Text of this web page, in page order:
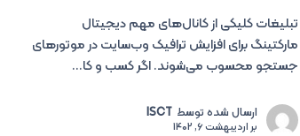
تبلیغات کلیکی از کانال‌های مهم دیجیتال
مارکتینگ برای افزایش ترافیک وب‌سایت در موتورهای
جستجو محسوب می‌شوند. اگر کسب و کا...
ارسال شده توسط ISCT
براردیبهشت 6, 1402